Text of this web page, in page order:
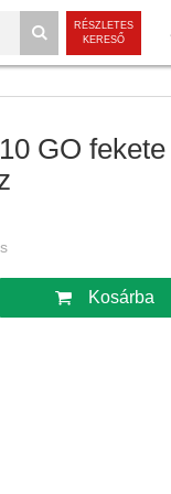
RÉSZLETES
KERESŐ
GO
Kosárba